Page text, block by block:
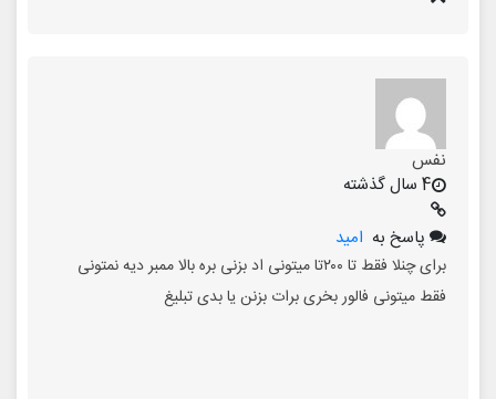
نفس
4 سال گذشته
پاسخ به امید
برای چنلا فقط تا ۲۰۰تا میتونی اد بزنی بره بالا ممبر دیه نمتونی
فقط میتونی فالور بخری برات بزنن یا بدی تبلیغ